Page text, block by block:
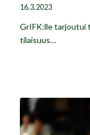
16.3.2023
GrIFK:lle tarjoutui
tilaisuus…